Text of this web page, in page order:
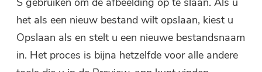
het als een nieuw bestand wilt opslaan, kiest u
Opslaan als en stelt u een nieuwe bestandsnaam
in. Het proces is bijna hetzelfde voor alle andere